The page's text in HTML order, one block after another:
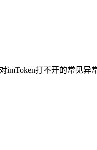
打不开的常见